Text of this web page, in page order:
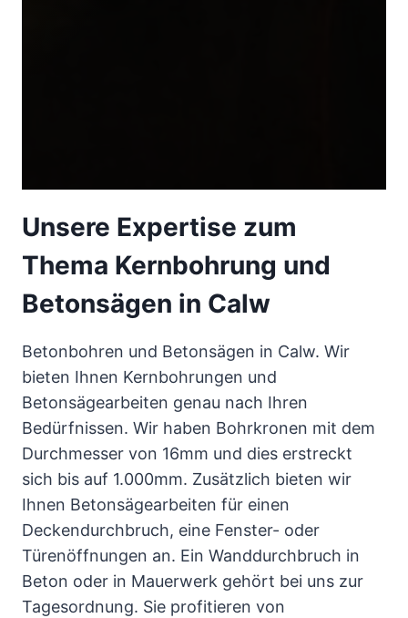
Unsere Expertise zum
Thema Kernbohrung und
Betonsägen in Calw
Betonbohren und Betonsägen in Calw. Wir
bieten Ihnen Kernbohrungen und
Betonsägearbeiten genau nach Ihren
Bedürfnissen. Wir haben Bohrkronen mit dem
Durchmesser von 16mm und dies erstreckt
sich bis auf 1.000mm. Zusätzlich bieten wir
Ihnen Betonsägearbeiten für einen
Deckendurchbruch, eine Fenster- oder
Türenöffnungen an. Ein Wanddurchbruch in
Beton oder in Mauerwerk gehört bei uns zur
Tagesordnung. Sie profitieren von